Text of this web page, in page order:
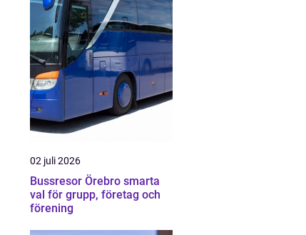
02 juli 2026
Bussresor Örebro smarta
val för grupp, företag och
förening